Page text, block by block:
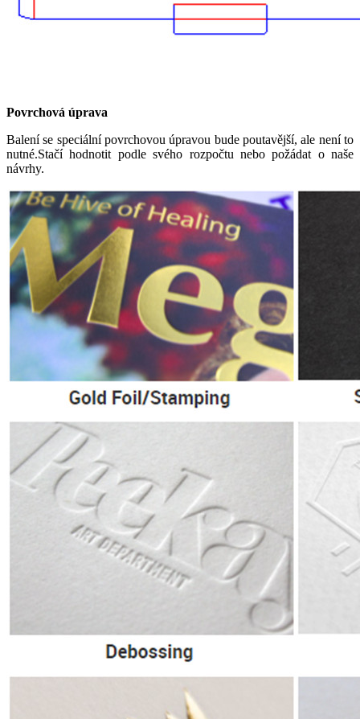
Povrchová úprava
Balení se speciální povrchovou úpravou bude poutavější, ale není to
nutné.Stačí hodnotit podle svého rozpočtu nebo požádat o naše
návrhy.